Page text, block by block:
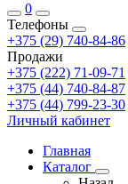
0
Телефоны
+375 (29) 740-84-86
Продажи
+375 (222) 71-09-71
+375 (44) 740-84-87
+375 (44) 799-23-30
Личный кабинет
Главная
Каталог